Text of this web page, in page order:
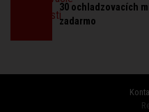
30 ochladzovacích
zadarmo